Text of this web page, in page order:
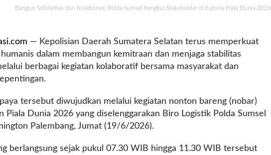
Bangun Solidaritas dan Kolaborasi, Polda Sumsel Rangkul Stakeholder di Euforia Piala Dunia 2026
— Kepolisian Daerah Sumatera Selatan terus memperkuat
dalam membangun kemitraan dan menjaga stabilitas
berbagai kegiatan kolaboratif bersama masyarakat dan
tersebut diwujudkan melalui kegiatan nonton bareng (nobar)
Piala Dunia 2026 yang diselenggarakan Biro Logistik Polda Sumsel
Palembang, Jumat (19/6/2026).
berlangsung sejak pukul 07.30 WIB hingga 11.30 WIB tersebut